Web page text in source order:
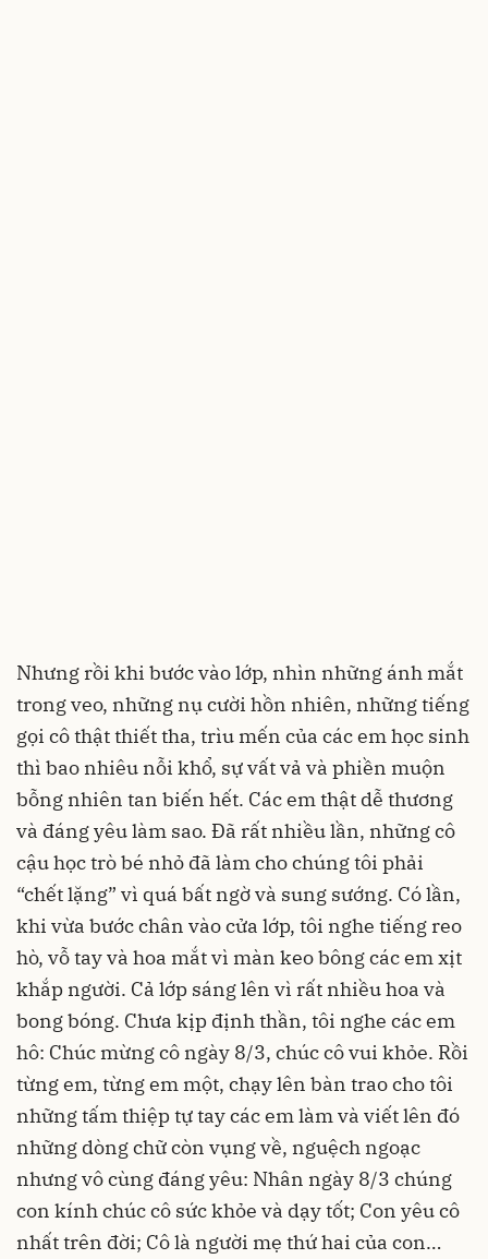
Nhưng rồi khi bước vào lớp, nhìn những ánh mắt
trong veo, những nụ cười hồn nhiên, những tiếng
gọi cô thật thiết tha, trìu mến của các em học sinh
thì bao nhiêu nỗi khổ, sự vất vả và phiền muộn
bỗng nhiên tan biến hết. Các em thật dễ thương
và đáng yêu làm sao. Đã rất nhiều lần, những cô
cậu học trò bé nhỏ đã làm cho chúng tôi phải
“chết lặng” vì quá bất ngờ và sung sướng. Có lần,
khi vừa bước chân vào cửa lớp, tôi nghe tiếng reo
hò, vỗ tay và hoa mắt vì màn keo bông các em xịt
khắp người. Cả lớp sáng lên vì rất nhiều hoa và
bong bóng. Chưa kịp định thần, tôi nghe các em
hô: Chúc mừng cô ngày 8/3, chúc cô vui khỏe. Rồi
từng em, từng em một, chạy lên bàn trao cho tôi
những tấm thiệp tự tay các em làm và viết lên đó
những dòng chữ còn vụng về, nguệch ngoạc
nhưng vô cùng đáng yêu: Nhân ngày 8/3 chúng
con kính chúc cô sức khỏe và dạy tốt; Con yêu cô
nhất trên đời; Cô là người mẹ thứ hai của con…